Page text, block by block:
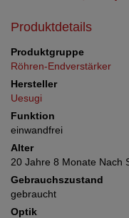
Produktdetails
Produktgruppe
Röhren-Endverstärker
Hersteller
Uesugi
Funktion
einwandfrei
Alter
20 Jahre 8 Monate Nach
Gebrauchszustand
gebraucht
Optik